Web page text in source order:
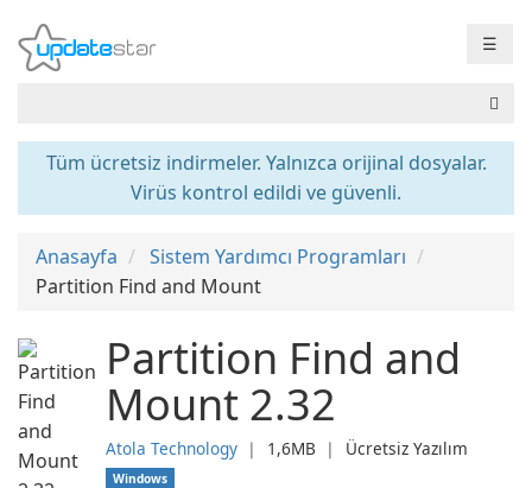
☰
Tüm ücretsiz indirmeler. Yalnızca orijinal dosyalar.
Virüs kontrol edildi ve güvenli.
Anasayfa
Sistem Yardımcı Programları
Partition Find and Mount
Partition Find and
Mount 2.32
Atola Technology ❘ 1,6MB ❘ Ücretsiz Yazılım
Windows